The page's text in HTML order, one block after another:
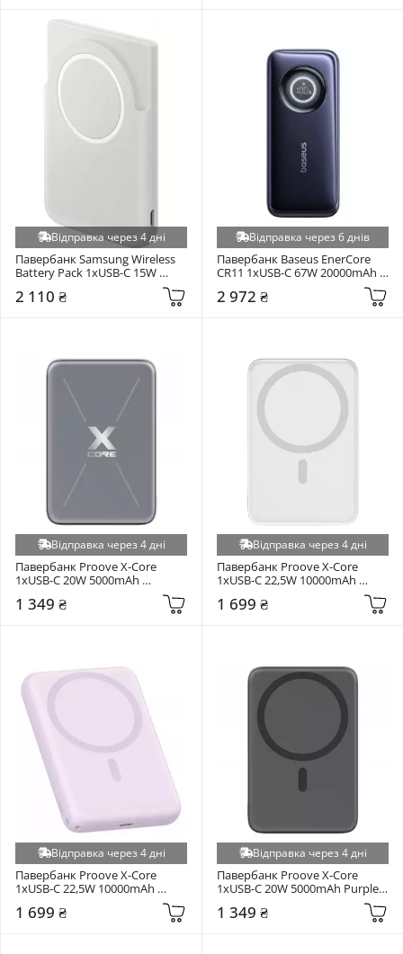
Відправка через 4 дні
Павербанк Samsung Wireless
Battery Pack 1xUSB-C 15W
U2500XJEGWW)
2 110 ₴
Відправка через 6 днів
Павербанк Baseus EnerCore
CR11 1xUSB-C 67W 20000mAh
2 972 ₴
Відправка через 4 дні
Павербанк Proove X-Core
1xUSB-C 20W 5000mAh
Silver/White (PNXC20010006)
1 349 ₴
Відправка через 4 дні
Павербанк Proove X-Core
1xUSB-C 22,5W 10000mAh
Silver/White (PNXC22010006)
1 699 ₴
Відправка через 4 дні
Павербанк Proove X-Core
1xUSB-C 22,5W 10000mAh
1 699 ₴
Відправка через 4 дні
Павербанк Proove X-Core
1xUSB-C 20W 5000mAh Purple
1 349 ₴